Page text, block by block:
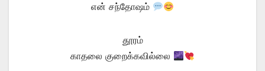
என் சந்தோஷம்
தூரம்
காதலை குறைக்கவில்லை